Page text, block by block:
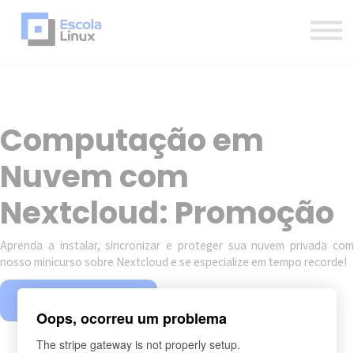
Inscreva-se
Já sou aluno
Newsletter
Computação em
Nuvem com
Nextcloud: Promoção
Aprenda a instalar, sincronizar e proteger sua nuvem privada com
nosso minicurso sobre Nextcloud e se especialize em tempo recorde!
Oops, ocorreu um problema
The stripe gateway is not properly setup.